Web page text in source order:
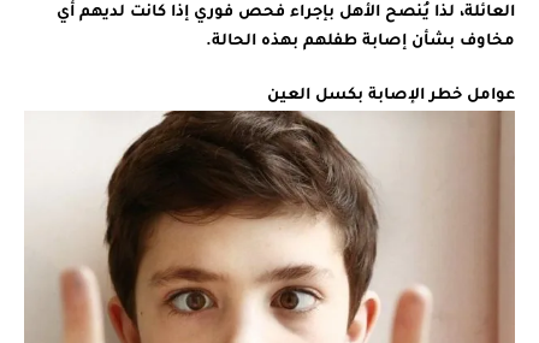
العائلة، لذا يُنصح الأهل بإجراء فحص فوري إذا كانت لديهم أي
مخاوف بشأن إصابة طفلهم بهذه الحالة.
عوامل خطر الإصابة بكسل العين